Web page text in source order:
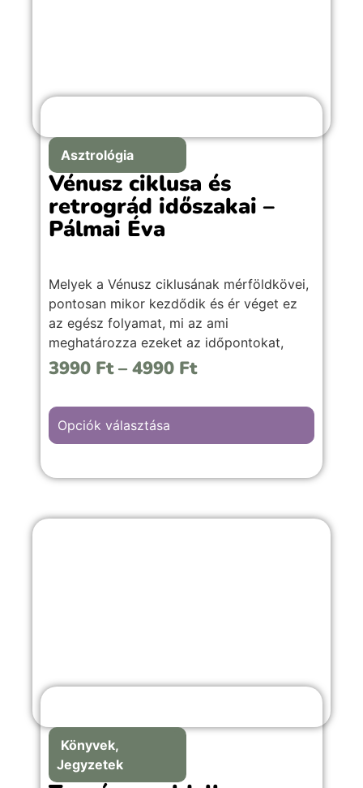
Asztrológia
Vénusz ciklusa és
retrográd időszakai –
Pálmai Éva
Melyek a Vénusz ciklusának mérföldkövei,
pontosan mikor kezdődik és ér véget ez
az egész folyamat, mi az ami
meghatározza ezeket az időpontokat,
valamint mire érdemes figyelni, és hogyan
időszakait is.
3990 Ft – 4990 Ft
Opciók választása
Könyvek,
Jegyzetek